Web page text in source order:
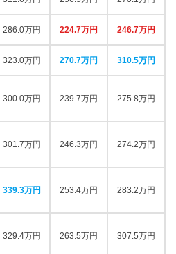
286.0万円 224.7万円 246.7万円
323.0万円 270.7万円 310.5万円
300.0万円 239.7万円 275.8万円
301.7万円 246.3万円 274.2万円
339.3万円 253.4万円 283.2万円
329.4万円 263.5万円 307.5万円